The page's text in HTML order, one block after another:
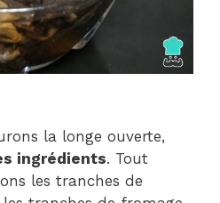
la longe ouverte,
ingrédients. Tout
les tranches de